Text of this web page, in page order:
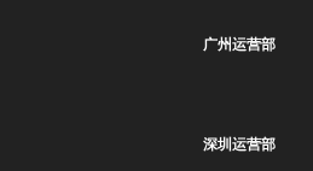
广州运营部
深圳运营部